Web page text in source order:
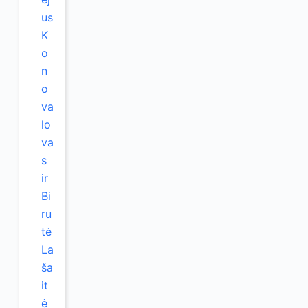
us
K
o
n
o
va
lo
va
s
ir
Bi
ru
tė
La
ša
it
ė